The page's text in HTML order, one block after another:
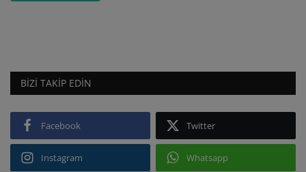
BIZI TAKIP EDIN
Facebook Twitter
Instagram Whatsapp